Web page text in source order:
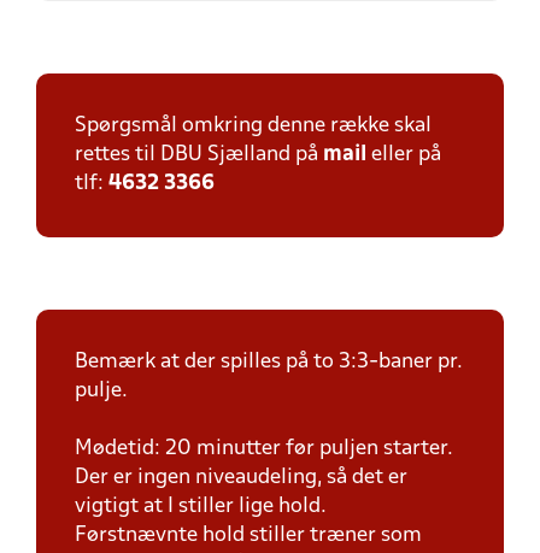
Spørgsmål omkring denne række skal
rettes til DBU Sjælland på mail eller på
tlf: 4632 3366
Bemærk at der spilles på to 3:3-baner pr.
pulje.
Mødetid: 20 minutter før puljen starter.
Der er ingen niveaudeling, så det er
vigtigt at I stiller lige hold.
Førstnævnte hold stiller træner som